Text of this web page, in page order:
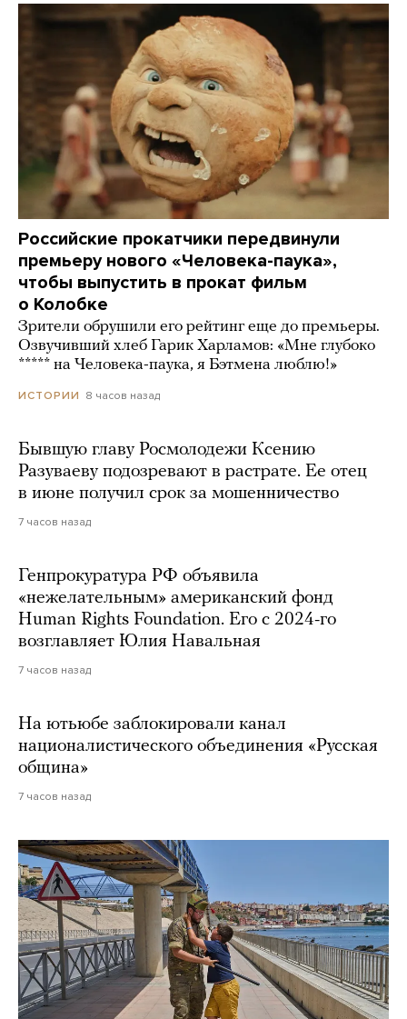
Российские прокатчики передвинули
премьеру нового «Человека-паука»,
чтобы выпустить в прокат фильм
о Колобке
Зрители обрушили его рейтинг еще до премьеры.
Озвучивший хлеб Гарик Харламов: «Мне глубоко
***** на Человека-паука, я Бэтмена люблю!»
ИСТОРИИ 8 часов назад
Бывшую главу Росмолодежи Ксению
Разуваеву подозревают в растрате. Ее отец
в июне получил срок за мошенничество
7 часов назад
Генпрокуратура РФ объявила
«нежелательным» американский фонд
Human Rights Foundation. Его с 2024-го
возглавляет Юлия Навальная
7 часов назад
На ютьюбе заблокировали канал
националистического объединения «Русская
община»
7 часов назад